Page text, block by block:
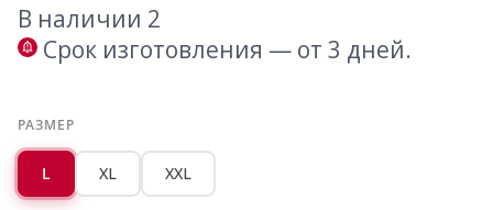
В наличии 2
Срок изготовления — от 3 дней.
РАЗМЕР
L XL XXL